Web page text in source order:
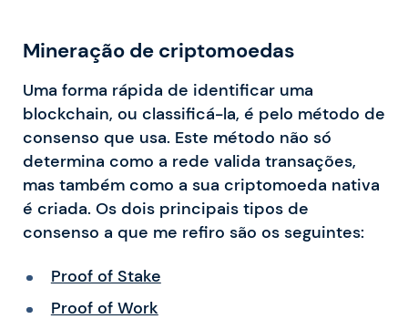
Mineração de criptomoedas
Uma forma rápida de identificar uma
blockchain, ou classificá-la, é pelo método de
consenso que usa. Este método não só
determina como a rede valida transações,
mas também como a sua criptomoeda nativa
é criada. Os dois principais tipos de
consenso a que me refiro são os seguintes:
Proof of Stake
Proof of Work